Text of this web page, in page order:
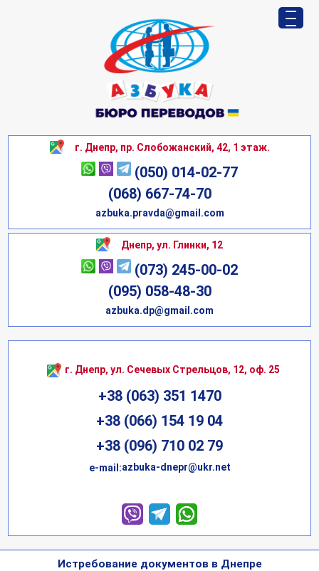
г. Днепр, пр. Слобожанский, 42, 1 этаж.
(050) 014-02-77
(068) 667-74-70
azbuka.pravda@gmail.com
Днепр, ул. Глинки, 12
(073) 245-00-02
(095) 058-48-30
azbuka.dp@gmail.com
г. Днепр, ул. Сечевых Стрельцов, 12, оф. 25
+38 (063) 351 1470
+38 (066) 154 19 04
+38 (096) 710 02 79
е-mail:azbuka-dnepr@ukr.net
Истребование документов в Днепре